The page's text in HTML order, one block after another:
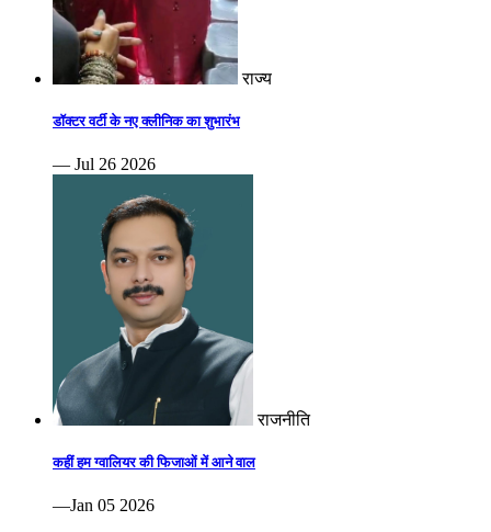
राज्य
डॉक्टर वर्टी के नए क्लीनिक का शुभारंभ
— Jul 26 2026
राजनीति
कहीं हम ग्वालियर की फिजाओं में आने वाल
—Jan 05 2026